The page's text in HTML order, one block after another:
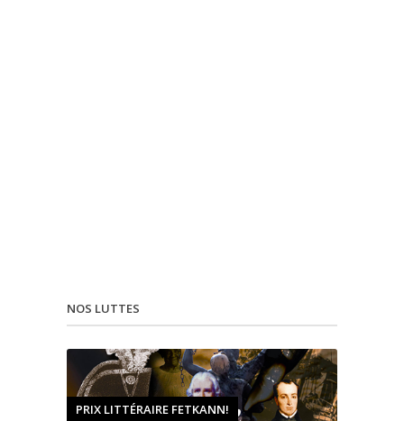
NOS LUTTES
PRIX LITTÉRAIRE FETKANN!